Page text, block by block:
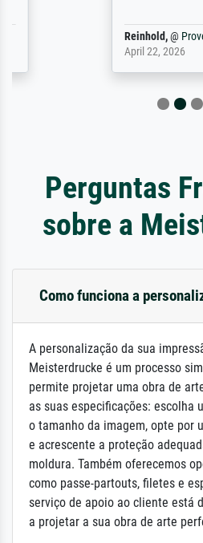
ProvenExpert
April 22, 2026
Perguntas
sobre a
Como funciona a
A personalização da sua
Meisterdrucke é um processo
permite projetar uma obra de
as suas especificações: escolha
o tamanho da imagem, opte por
e acrescente a proteção
moldura. Também oferecemos
como passe-partouts, filetes e
serviço de apoio ao cliente está
a projetar a sua obra de arte